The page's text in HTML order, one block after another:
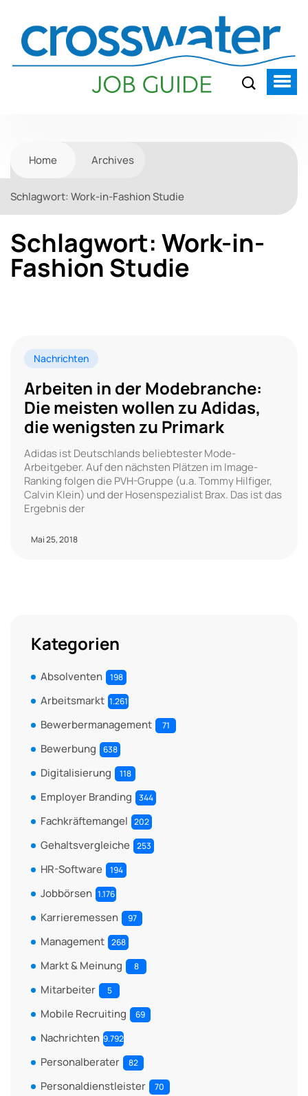
Home Archives
Schlagwort: Work-in-Fashion Studie
Schlagwort: Work-in-
Fashion Studie
Nachrichten
Arbeiten in der Modebranche:
Die meisten wollen zu Adidas,
die wenigsten zu Primark
Adidas ist Deutschlands beliebtester Mode-
Arbeitgeber. Auf den nächsten Plätzen im Image-
Ranking folgen die PVH-Gruppe (u.a. Tommy Hilfiger,
Calvin Klein) und der Hosenspezialist Brax. Das ist das
Ergebnis der
Mai 25, 2018
Kategorien
Absolventen 198
Arbeitsmarkt 1.261
Bewerbermanagement 71
Bewerbung 638
Digitalisierung 118
Employer Branding 344
Fachkräftemangel 202
Gehaltsvergleiche 253
HR-Software 194
Jobbörsen 1.176
Karrieremessen 97
Management 268
Markt & Meinung 8
Mitarbeiter 5
Mobile Recruiting 69
Nachrichten 9.792
Personalberater 82
Personaldienstleister 70